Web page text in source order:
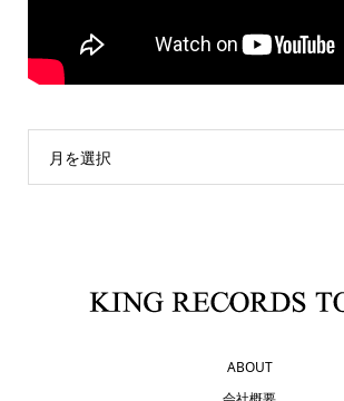
月を選択
ABOUT